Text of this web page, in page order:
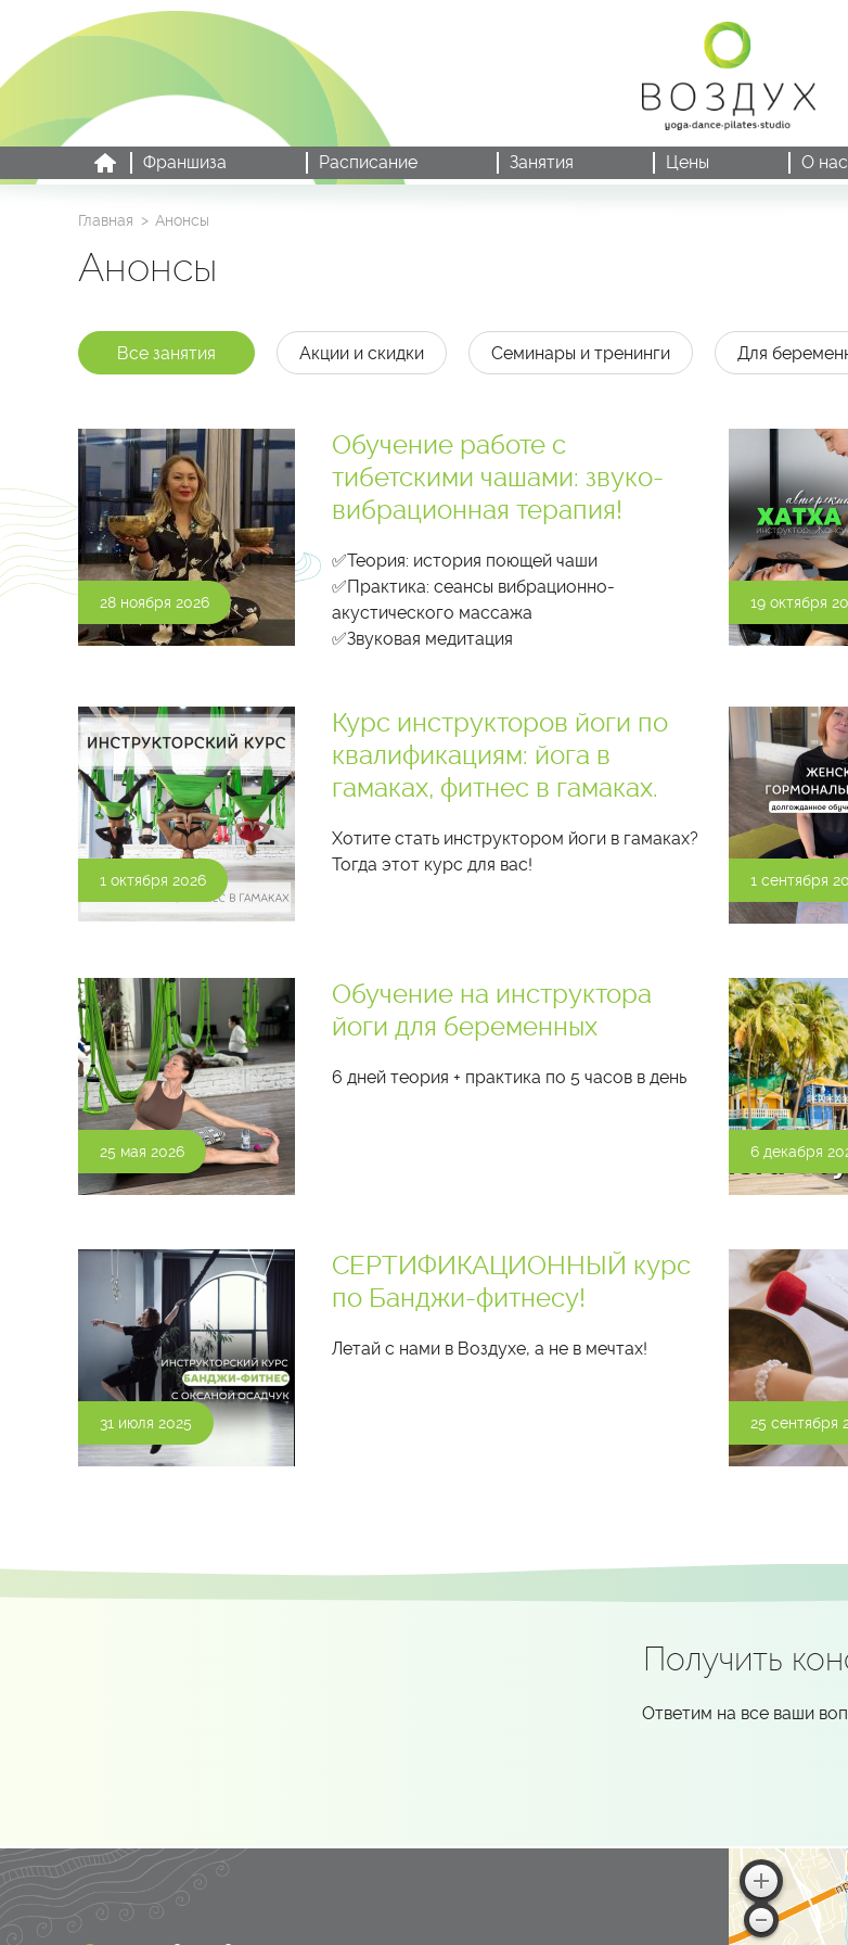
Франшиза Расписание Занятия Цены О нас
Главная Анонсы
Анонсы
Все занятия Акции и скидки Семинары и тренинги Для
28 ноября 2026
Обучение работе с
тибетскими чашами: звуко-
вибрационная терапия!
✅Теория: история поющей чаши
✅Практика: сеансы вибрационно-
акустического массажа
✅Звуковая медитация
19 октября
1 октября 2026
Курс инструкторов йоги по
квалификациям: йога в
гамаках, фитнес в гамаках.
Хотите стать инструктором йоги в гамаках?
Тогда этот курс для вас!
1 сентября
25 мая 2026
Обучение на инструктора
йоги для беременных
6 дней теория + практика по 5 часов в день
6 декабря
31 июля 2025
СЕРТИФИКАЦИОННЫЙ курс
по Банджи-фитнесу!
Летай с нами в Воздухе, а не в мечтах!
25 сентября
Получить
Ответим на все ваши